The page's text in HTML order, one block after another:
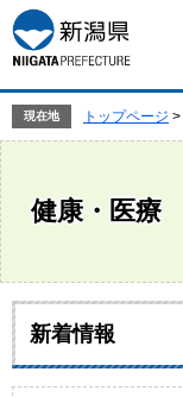
ー
ジ
の
頭
で
す。
ニ
ュ
ー
飛
ば
し
て
本
文
へ
現在地 トップページ >
健康・医療
新着情報